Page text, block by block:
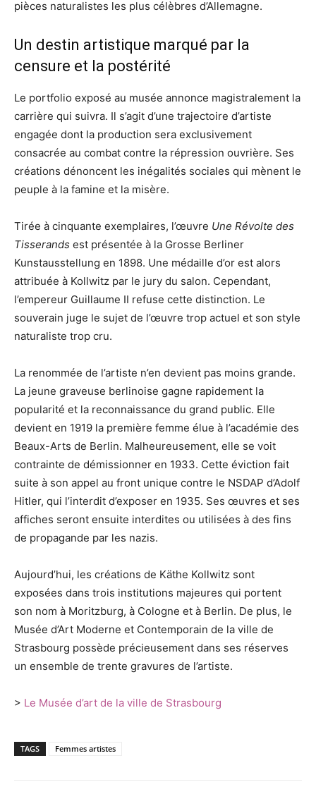
pièces naturalistes les plus célèbres d’Allemagne.
Un destin artistique marqué par la
censure et la postérité
Le portfolio exposé au musée annonce magistralement la
carrière qui suivra. Il s’agit d’une trajectoire d’artiste
engagée dont la production sera exclusivement
consacrée au combat contre la répression ouvrière. Ses
créations dénoncent les inégalités sociales qui mènent le
peuple à la famine et la misère.
Tirée à cinquante exemplaires, l’œuvre Une Révolte des
Tisserands est présentée à la Grosse Berliner
Kunstausstellung en 1898. Une médaille d’or est alors
attribuée à Kollwitz par le jury du salon. Cependant,
l’empereur Guillaume II refuse cette distinction. Le
souverain juge le sujet de l’œuvre trop actuel et son style
naturaliste trop cru.
La renommée de l’artiste n’en devient pas moins grande.
La jeune graveuse berlinoise gagne rapidement la
popularité et la reconnaissance du grand public. Elle
devient en 1919 la première femme élue à l’académie des
Beaux-Arts de Berlin. Malheureusement, elle se voit
contrainte de démissionner en 1933. Cette éviction fait
suite à son appel au front unique contre le NSDAP d’Adolf
Hitler, qui l’interdit d’exposer en 1935. Ses œuvres et ses
affiches seront ensuite interdites ou utilisées à des fins
de propagande par les nazis.
Aujourd’hui, les créations de Käthe Kollwitz sont
exposées dans trois institutions majeures qui portent
son nom à Moritzburg, à Cologne et à Berlin. De plus, le
Musée d’Art Moderne et Contemporain de la ville de
Strasbourg possède précieusement dans ses réserves
un ensemble de trente gravures de l’artiste.
> Le Musée d’art de la ville de Strasbourg
TAGS Femmes artistes